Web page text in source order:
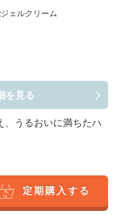
ェルクリーム
を見る
、うるおいに満ちたハ
定期購入する